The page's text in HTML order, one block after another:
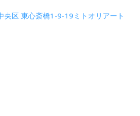
央区 東心斎橋1-9-19ミトオリアート